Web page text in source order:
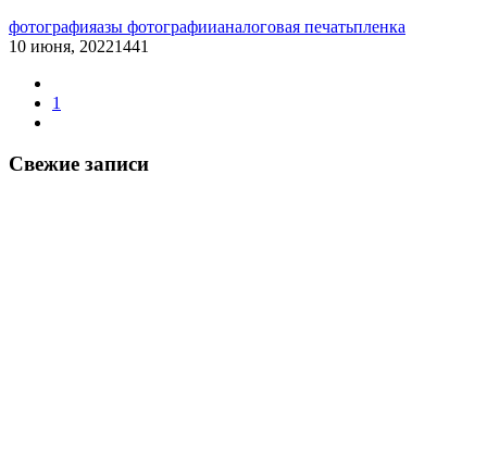
фотографияазы фотографиианалоговая печатьпленка
10 июня, 20221441
1
Свежие записи